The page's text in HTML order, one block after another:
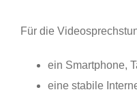
Für die
ein Smartphone,
eine stabile